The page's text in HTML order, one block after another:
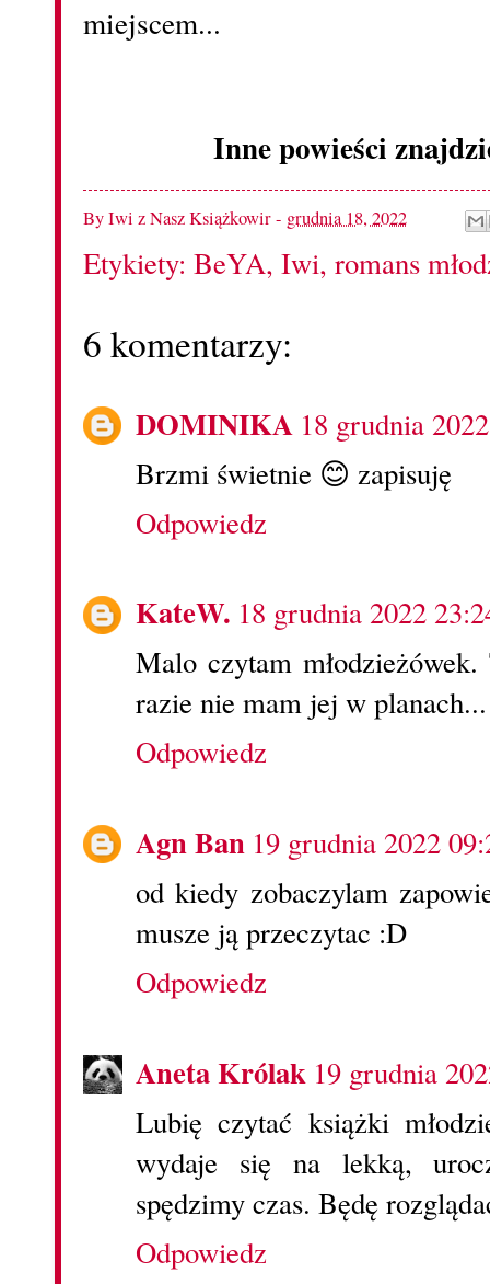
miejscem...
Inne powieści
ByIwi z Nasz Książkowir- grudnia 18, 2022
Etykiety: BeYA, Iwi, romans
6 komentarzy:
DOMINIKA 18 grudnia
Brzmi świetnie 😊 zapisuję
Odpowiedz
KateW. 18 grudnia 2022
Malo czytam
razie nie mam jej w planach...
Odpowiedz
Agn Ban 19 grudnia 2022
od kiedy zobaczylam
musze ją przeczytac :D
Odpowiedz
Aneta Królak 19 grudnia
Lubię czytać książki
wydaje się na lekką,
spędzimy czas. Będę
Odpowiedz